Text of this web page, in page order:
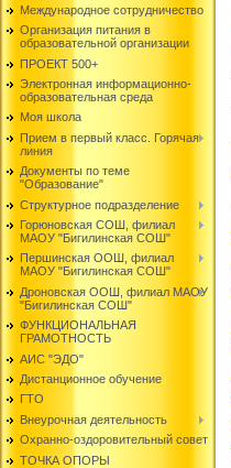
Международное сотрудничество
Организация питания в
образовательной организации
ПРОЕКТ 500+
Электронная информационно-
образовательная среда
Моя школа
Прием в первый класс. Горячая
линия
Документы по теме
"Образование"
Структурное подразделение
Горюновская СОШ, филиал
МАОУ "Бигилинская СОШ"
Першинская ООШ, филиал
МАОУ "Бигилинская СОШ"
Дроновская ООШ, филиал МАОУ
"Бигилинская СОШ"
ФУНКЦИОНАЛЬНАЯ
ГРАМОТНОСТЬ
АИС "ЭДО"
Дистанционное обучение
ГТО
Внеурочная деятельность
Охранно-оздоровительный совет
ТОЧКА ОПОРЫ